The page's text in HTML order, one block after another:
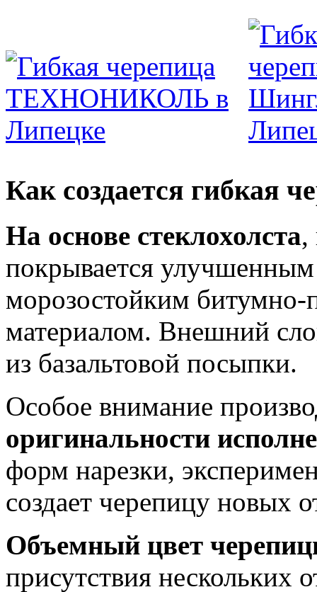
Как создается гибкая
На основе стеклохолста,
покрывается
морозостойким
материалом. Внешний
из базальтовой посыпки.
Особое внимание
оригинальности
форм нарезки,
создает черепицу новых
Объемный цвет
присутствия нескольких